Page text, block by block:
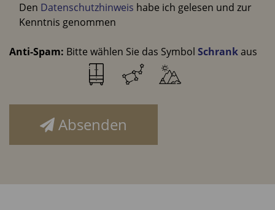
Den Datenschutzhinweis habe ich gelesen und zur
Kenntnis genommen
Anti-Spam: Bitte wählen Sie das Symbol Schrankaus
Absenden